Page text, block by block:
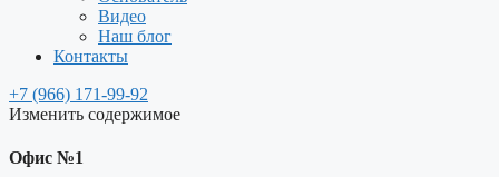
Видео
Наш блог
Контакты
+7 (966) 171-99-92
Изменить содержимое
Офис №1